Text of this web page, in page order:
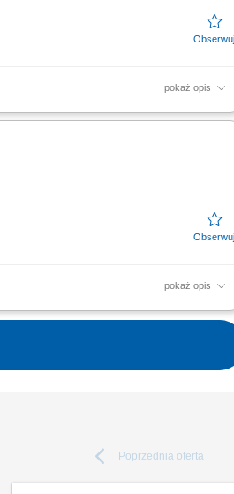
pokaż opis
Przygotowywanie
pokaż opis
przy wsparciu opiekuna
Poprzednia oferta